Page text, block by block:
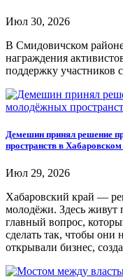
Июл 30, 2026
В Смидовичском
награждения
поддержку участников
Демешин принял решение
пространств в Хабаровском
Июл 29, 2026
Хабаровский край —
молодёжи. Здесь
главный вопрос,
сделать так, чтобы они
открывали бизнес,